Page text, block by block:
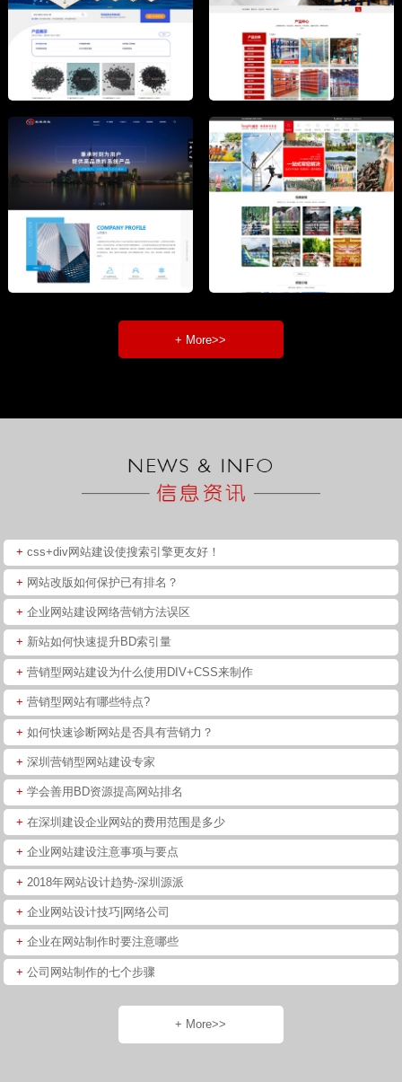
+ More>>
+ css+div网站建设使搜索引擎更友好！
+ 网站改版如何保护已有排名？
+ 企业网站建设网络营销方法误区
+ 新站如何快速提升BD索引量
+ 营销型网站建设为什么使用DIV+CSS来制作
+ 营销型网站有哪些特点?
+ 如何快速诊断网站是否具有营销力？
+ 深圳营销型网站建设专家
+ 学会善用BD资源提高网站排名
+ 在深圳建设企业网站的费用范围是多少
+ 企业网站建设注意事项与要点
+ 2018年网站设计趋势-深圳源派
+ 企业网站设计技巧|网络公司
+ 企业在网站制作时要注意哪些
+ 公司网站制作的七个步骤
+ More>>